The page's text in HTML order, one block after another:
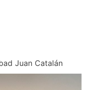
Juan Catalán